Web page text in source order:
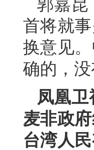
郭嘉昆
首将就
换意见
确的，没
凤凰
麦非政
台湾人